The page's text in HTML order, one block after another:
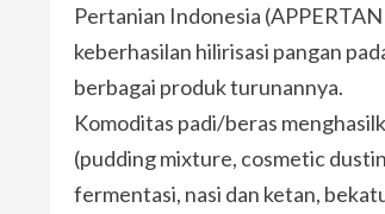
Pertanian Indonesia
keberhasilan hilirisasi pangan
berbagai produk turunannya.
Komoditas padi/beras
(pudding mixture, cosmetic
fermentasi, nasi dan ketan,